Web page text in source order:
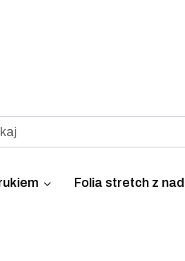
Folia stretch z